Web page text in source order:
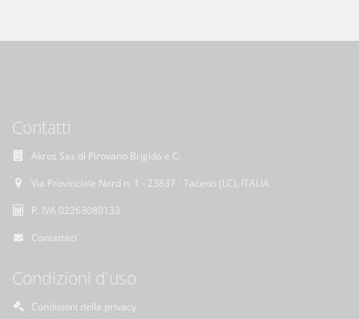
Contatti
Akros Sas di Pirovano Brigida e C.
Via Provinciale Nord n. 1 - 23837 - Taceno (LC), ITALIA
P. IVA 02263080133
Contattaci
Condizioni d'uso
Condizioni della privacy